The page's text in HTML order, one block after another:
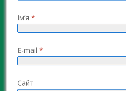
Ім’я *
E-mail *
Сайт